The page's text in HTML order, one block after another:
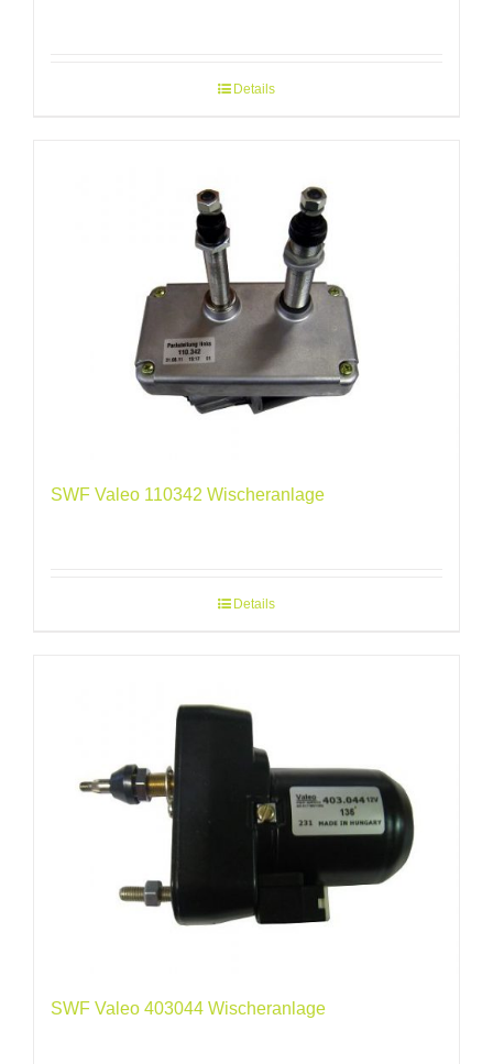
Details
SWF Valeo 110342 Wischeranlage
Details
SWF Valeo 403044 Wischeranlage